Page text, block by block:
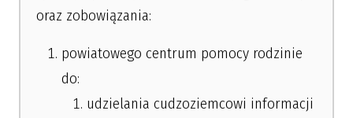
oraz zobowiązania:
powiatowego centrum pomocy rodzinie
do:
udzielania cudzoziemcowi informacji